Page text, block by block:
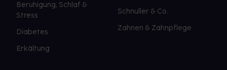
Beruhigung, Schlaf &
Stress
Diabetes
Erkältung
Schnuller & Co.
Zahnen & Zahnpflege